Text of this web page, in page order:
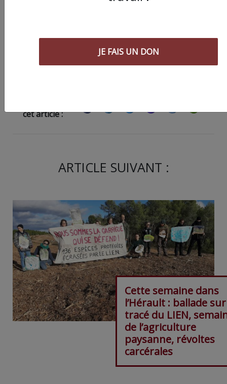
cet article :
ARTICLE SUIVANT :
Cette semaine dans
l’Hérault : ballade
tracé du LIEN,
de l’agriculture
paysanne, révoltes
carcérales
JE FAIS UN DON